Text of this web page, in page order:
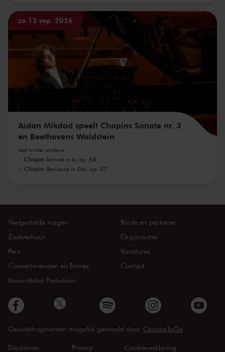
zo 13 sep. 2026
Aidan Mikdad speelt Chopins Sonate nr. 3
en Beethovens Waldstein
met onder andere
Chopin Sonate in b, op. 58
Chopin Berceuse in Des, op. 57
Veelgestelde vragen
Zaalverhuur
Pers
Concertvrienden en Entrée
Maandblad Preludium
Route en parkeren
Organisatie
Vacatures
Contact
Geluidsfragmenten mogelijk gemaakt door ClassicsToGo
Disclaimer Privacy Cookieverklaring